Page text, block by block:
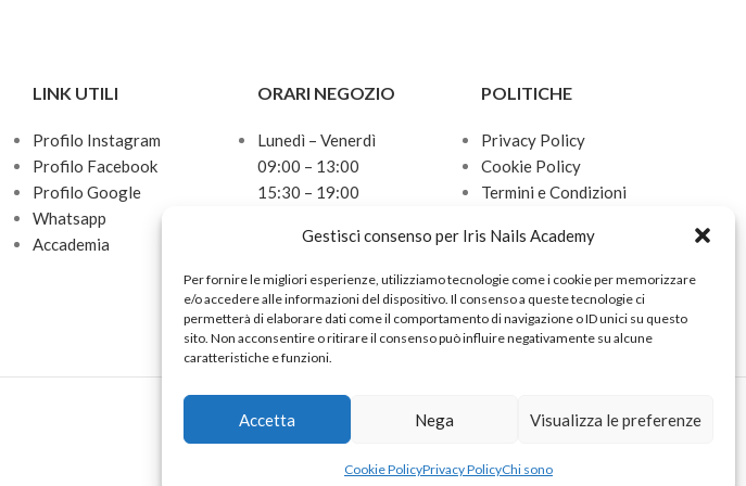
Gestisci consenso per Iris Nails Academy
Per fornire le migliori esperienze, utilizziamo tecnologie come i cookie per memorizzare
e/o accedere alle informazioni del dispositivo. Il consenso a queste tecnologie ci
permetterà di elaborare dati come il comportamento di navigazione o ID unici su questo
sito. Non acconsentire o ritirare il consenso può influire negativamente su alcune
caratteristiche e funzioni.
Accetta Nega Visualizza le preferenze
Cookie PolicyPrivacy PolicyChi sono
LINK UTILI
Profilo Instagram
Profilo Facebook
Profilo Google
Whatsapp
Accademia
ORARI NEGOZIO
Lunedì – Venerdì
09:00 – 13:00
15:30 – 19:00
10:00 – 13:00
Domenica
Chiuso
POLITICHE
Privacy Policy
Cookie Policy
Termini e Condizioni